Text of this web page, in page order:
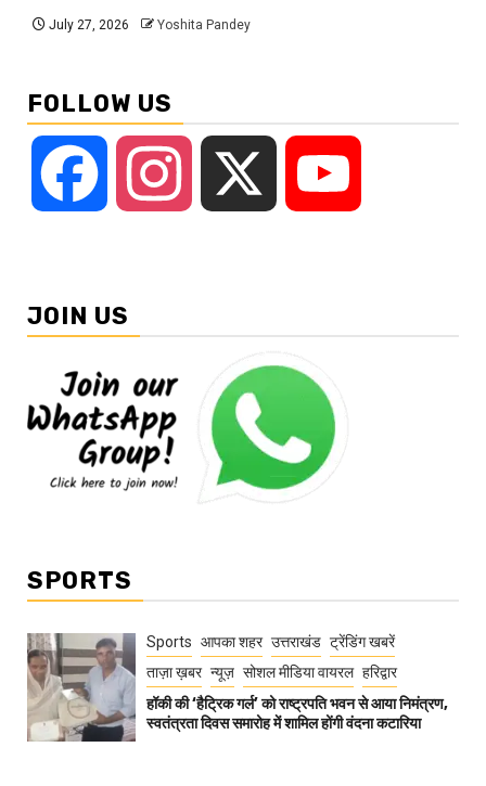
July 27, 2026 Yoshita Pandey
FOLLOW US
Facebook Instagram
JOIN US
SPORTS
Sports आपका शहर उत्तराखंड ट्रेंडिंग खबरें
ताज़ा ख़बर न्यूज़ सोशल मीडिया वायरल हरिद्वार
हॉकी की ‘हैट्रिक गर्ल’ को राष्ट्रपति भवन से आया निमंत्रण,
स्वतंत्रता दिवस समारोह में शामिल होंगी वंदना कटारिया